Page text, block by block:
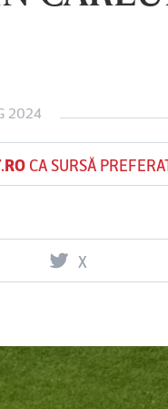
2024
CA SURSĂ
X
UTA